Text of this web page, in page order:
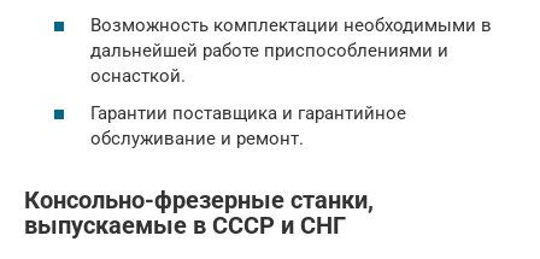
Возможность комплектации необходимыми в
дальнейшей работе приспособлениями и
оснасткой.
Гарантии поставщика и гарантийное
обслуживание и ремонт.
Консольно-фрезерные станки,
выпускаемые в СССР и СНГ